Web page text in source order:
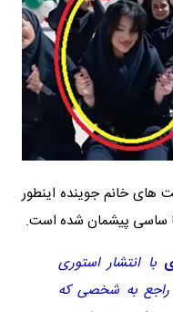
های خانم جوینده اینطور
با ساسی پیشمان شده است.
با انتشار استوری
راجع به شخصی که